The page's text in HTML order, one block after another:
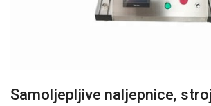
Samoljepljive naljepnice,